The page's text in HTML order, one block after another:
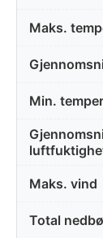
Maks.
Min.
Maks. vind
Total